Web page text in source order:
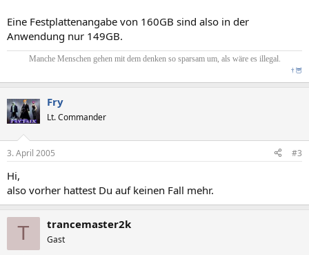
Eine Festplattenangabe von 160GB sind also in der
Anwendung nur 149GB.
Manche Menschen gehen mit dem denken so sparsam um, als wäre es illegal.
† 🦉
Fry
Lt. Commander
3. April 2005 #3
Hi,
also vorher hattest Du auf keinen Fall mehr.
T trancemaster2k
Gast